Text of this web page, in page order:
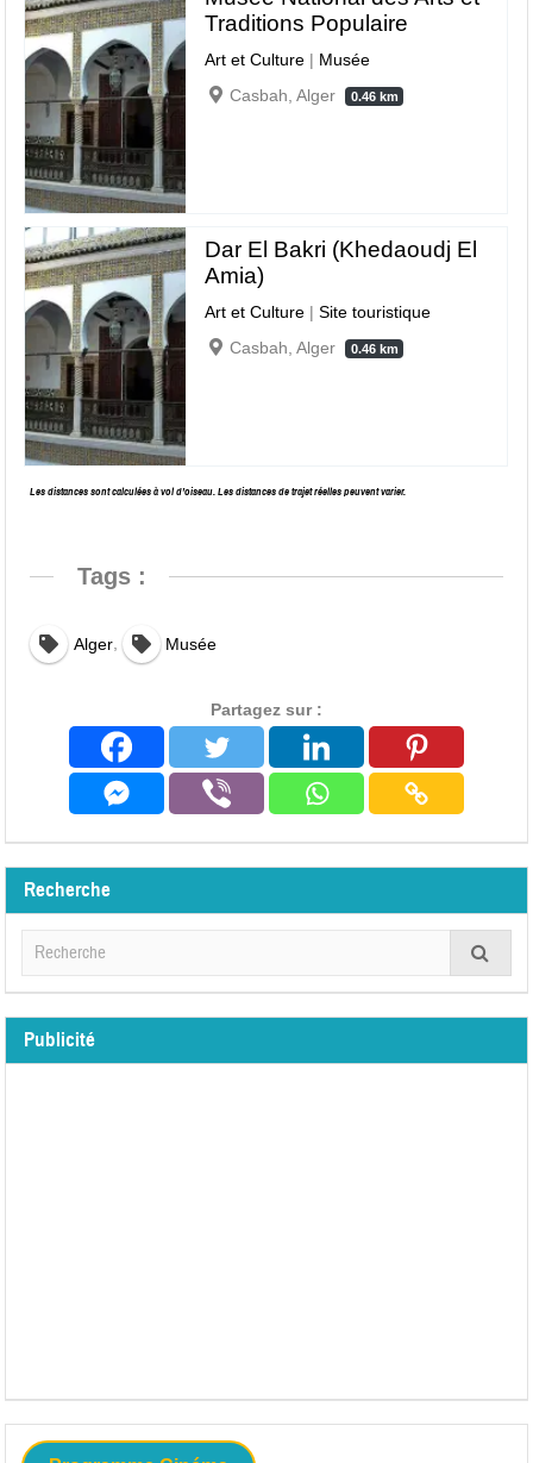
Traditions Populaire
Art et Culture | Musée
Casbah, Alger
0.46 km
Dar El Bakri (Khedaoudj El
Amia)
Art et Culture |Site touristique
Casbah, Alger
0.46 km
Les distances sont calculées à vol d’oiseau. Les distances de trajet réelles peuvent varier.
Tags :
Alger, Musée
Partagez sur :
Recherche
Publicité